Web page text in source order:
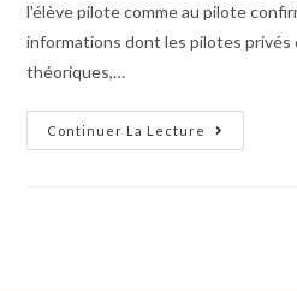
l'élève pilote comme au pilote
informations dont les pilotes privés
théoriques,…
Continuer La Lecture